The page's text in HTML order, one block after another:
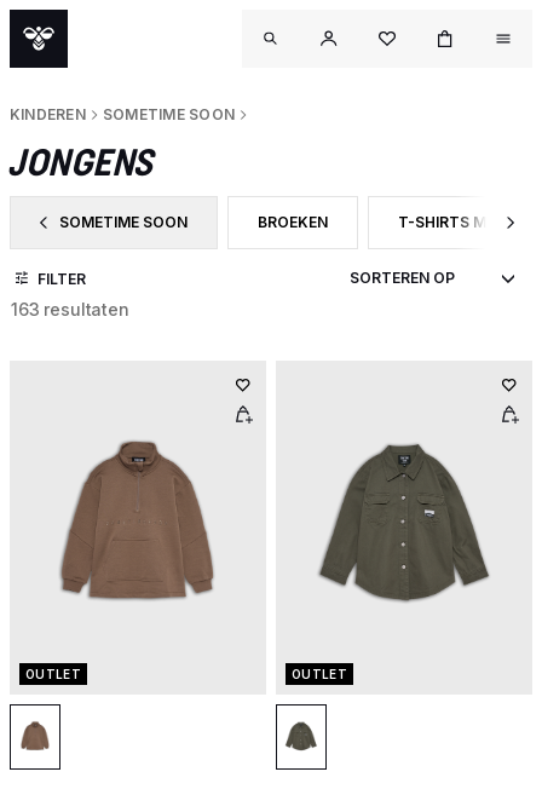
KINDEREN SOMETIME SOON
JONGENS
SOMETIME SOON
FILTER OP CATEGORY: SOMETIME SOON
BROEKEN
FILTER OP PRODUCTTYPE: BROEKEN
T-SHIRTS MET
FILTER OP
FILTER
163 resultaten
OUTLET OUTLET